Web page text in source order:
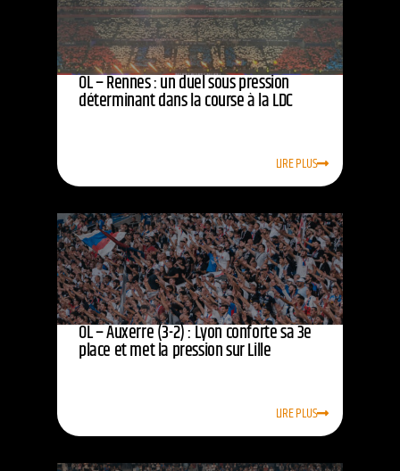
OL – Rennes : un duel sous pression
déterminant dans la course à la LDC
LIRE PLUS
OL – Auxerre (3-2) : Lyon conforte sa 3e
place et met la pression sur Lille
LIRE PLUS